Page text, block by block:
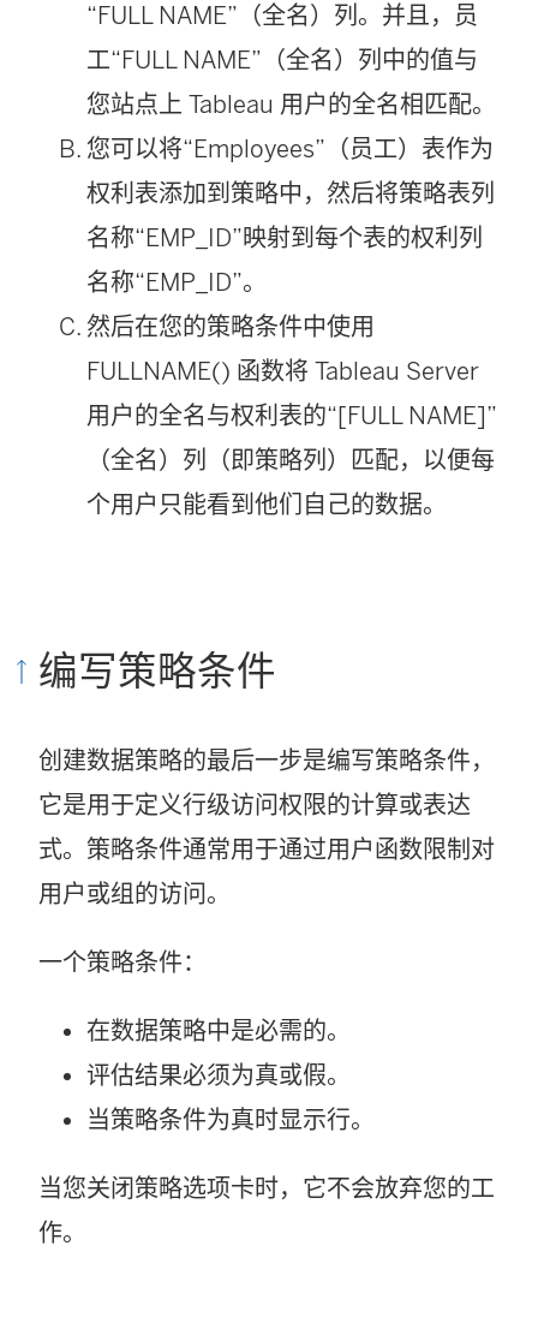
“FULL NAME”（全名）列。并且，员
工“FULL NAME”（全名）列中的值与
您站点上 Tableau 用户的全名相匹配。
您可以将“Employees”（员工）表作为
权利表添加到策略中，然后将策略表列
名称“EMP_ID”映射到每个表的权利列
名称“EMP_ID”。
然后在您的策略条件中使用
FULLNAME() 函数将 Tableau Server
用户的全名与权利表的“[FULL NAME]”
（全名）列（即策略列）匹配，以便每
个用户只能看到他们自己的数据。
编写策略条件
创建数据策略的最后一步是编写策略条件，
它是用于定义行级访问权限的计算或表达
式。策略条件通常用于通过用户函数限制对
用户或组的访问。
一个策略条件：
在数据策略中是必需的。
评估结果必须为真或假。
当策略条件为真时显示行。
当您关闭策略选项卡时，它不会放弃您的工
作。